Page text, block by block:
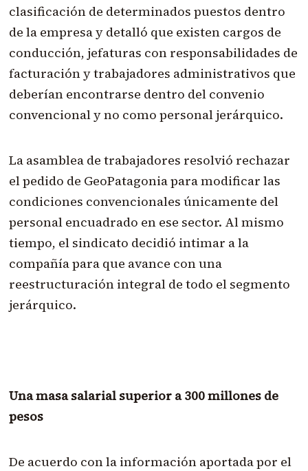
clasificación de determinados puestos dentro
de la empresa y detalló que existen cargos de
conducción, jefaturas con responsabilidades de
facturación y trabajadores administrativos que
deberían encontrarse dentro del convenio
convencional y no como personal jerárquico.
La asamblea de trabajadores resolvió rechazar
el pedido de GeoPatagonia para modificar las
condiciones convencionales únicamente del
personal encuadrado en ese sector. Al mismo
tiempo, el sindicato decidió intimar a la
compañía para que avance con una
reestructuración integral de todo el segmento
jerárquico.
Una masa salarial superior a 300 millones de
pesos
De acuerdo con la información aportada por el